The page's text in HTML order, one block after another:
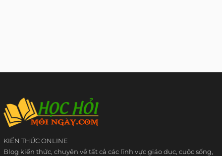
KIẾN THỨC ONLINE
Blog kiến thức, chuyên về tất cả các lĩnh vực giáo dục, cuộc sống,